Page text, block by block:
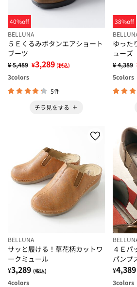
40%off
BELLUNA
５Ｅくるみボタンエアショート
ブーツ
¥ 5,489 ¥3,289 (税込)
3colors
5件
チラ見をする
38%off
ゆった
ューズ
¥ 4,389
5colors
BELLUNA
サッと履ける！草花柄カットワ
ークミュール
¥3,289 (税込)
4colors
４Ｅパ
パンプ
¥4,389
3colors